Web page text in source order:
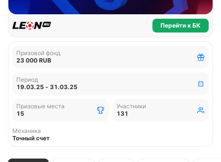
Перейти к БК
Призовой фонд
23 000 RUB
Период
19.03.25 - 31.03.25
Призовые места
15
Участники
131
Механика
Точный счет